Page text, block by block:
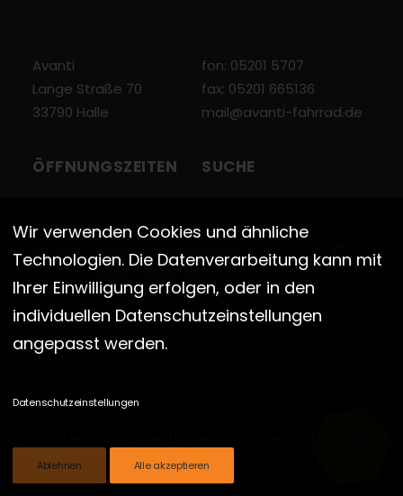
Avanti
Lange Straße 70
33790 Halle
fon: 05201 5707
fax: 05201 665136
mail@avanti-fahrrad.de
ÖFFNUNGSZEITEN
DI – FR
10:00 – 13:00 Uhr
15:00 – 18:00 Uhr
SA
10:00 – 13:00 Uhr
SUCHE
Wir verwenden Cookies und ähnliche
Technologien. Die Datenverarbeitung kann mit
Ihrer Einwilligung erfolgen, oder in den
individuellen Datenschutzeinstellungen
angepasst werden.
Datenschutzeinstellungen
Ablehnen Alle akzeptieren